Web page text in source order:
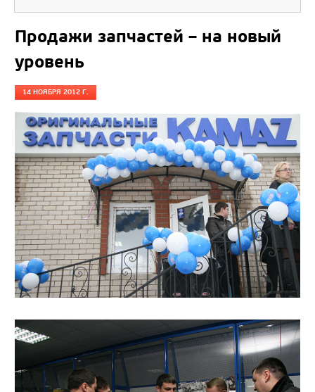
Продажи запчастей – на новый
уровень
14 НОЯБРЯ 2012 Г.